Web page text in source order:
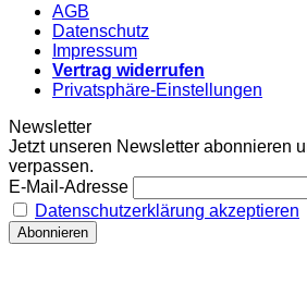
AGB
Datenschutz
Impressum
Vertrag widerrufen
Privatsphäre-Einstellungen
Newsletter
Jetzt unseren Newsletter abonnieren
verpassen.
E-Mail-Adresse
Datenschutzerklärung akzeptieren